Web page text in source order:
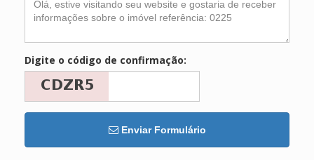
Digite o código de confirmação:
Enviar Formulário